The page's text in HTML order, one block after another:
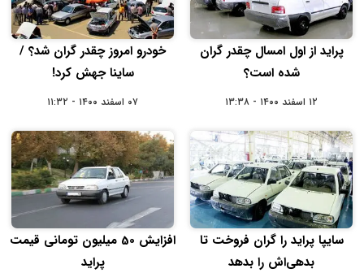
پراید از اول امسال چقدر گران
شده است؟
۱۲ اسفند ۱۴۰۰ - ۱۳:۳۸
خودرو امروز چقدر گران شد؟ /
ساینا جهش کرد!
۰۷ اسفند ۱۴۰۰ - ۱۱:۳۲
سایپا پراید را گران فروخت تا
بدهی‌اش را بدهد
افزایش 50 میلیون تومانی قیمت
پراید